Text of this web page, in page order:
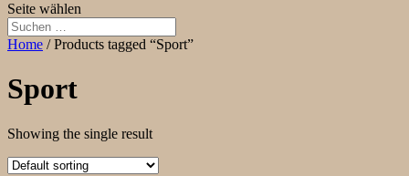
Seite wählen
Home / Products tagged “Sport”
Sport
Showing the single result